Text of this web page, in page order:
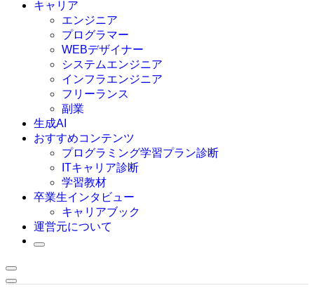
C言語
C#
VBA
Go言語
Kotlin
Java
JavaScript
Swift
Ruby
その他言語
キャリア
エンジニア
プログラマー
WEBデザイナー
システムエンジニア
インフラエンジニア
フリーランス
副業
生成AI
おすすめコンテンツ
プログラミング学習プラン診断
ITキャリア診断
学習教材
卒業生インタビュー
キャリアブック
運営元について